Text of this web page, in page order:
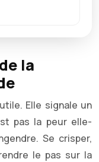
la
Elle signale un
pas la peur elle-
Se crisper,
le pas sur la